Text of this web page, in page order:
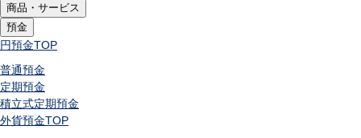
商品・サービス
預金
円預金TOP
普通預金
定期預金
積立式定期預金
外貨預金TOP